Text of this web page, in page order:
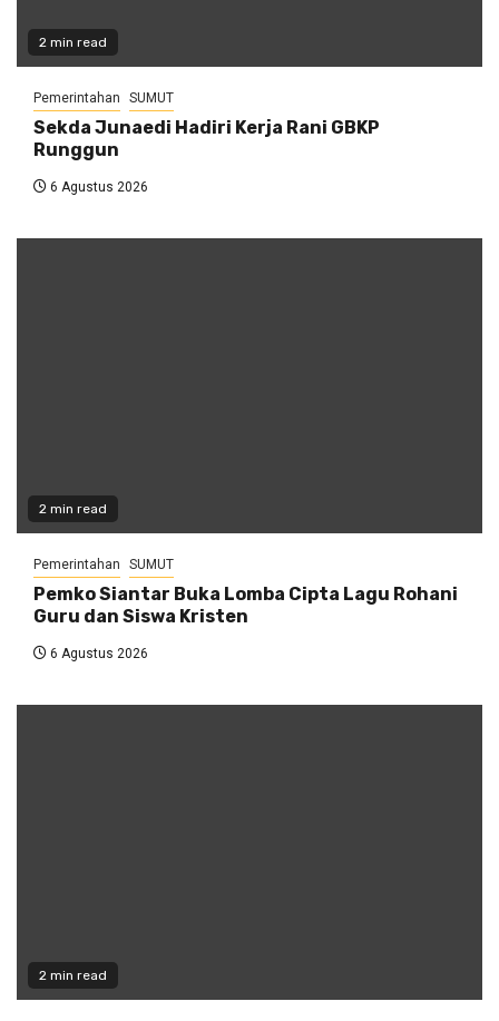
2 min read
Pemerintahan SUMUT
Sekda Junaedi Hadiri Kerja Rani GBKP
Runggun
6 Agustus 2026
2 min read
Pemerintahan SUMUT
Pemko Siantar Buka Lomba Cipta Lagu Rohani
Guru dan Siswa Kristen
6 Agustus 2026
2 min read